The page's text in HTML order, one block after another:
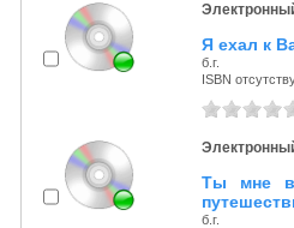
Я ехал к
б.г.
ISBN
Ты мне
б.г.